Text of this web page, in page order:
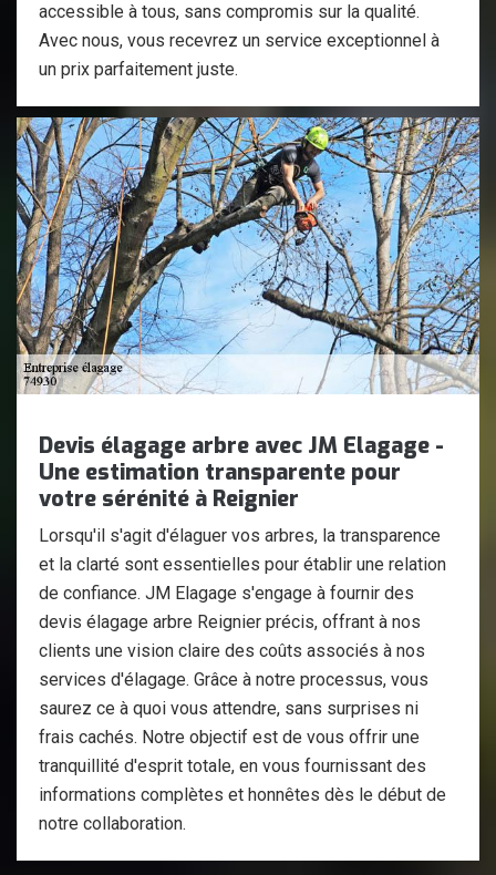
accessible à tous, sans compromis sur la qualité.
Avec nous, vous recevrez un service exceptionnel à
un prix parfaitement juste.
Devis élagage arbre avec JM Elagage -
Une estimation transparente pour
votre sérénité à Reignier
Lorsqu'il s'agit d'élaguer vos arbres, la transparence
et la clarté sont essentielles pour établir une relation
de confiance. JM Elagage s'engage à fournir des
devis élagage arbre Reignier précis, offrant à nos
clients une vision claire des coûts associés à nos
services d'élagage. Grâce à notre processus, vous
saurez ce à quoi vous attendre, sans surprises ni
frais cachés. Notre objectif est de vous offrir une
tranquillité d'esprit totale, en vous fournissant des
informations complètes et honnêtes dès le début de
notre collaboration.